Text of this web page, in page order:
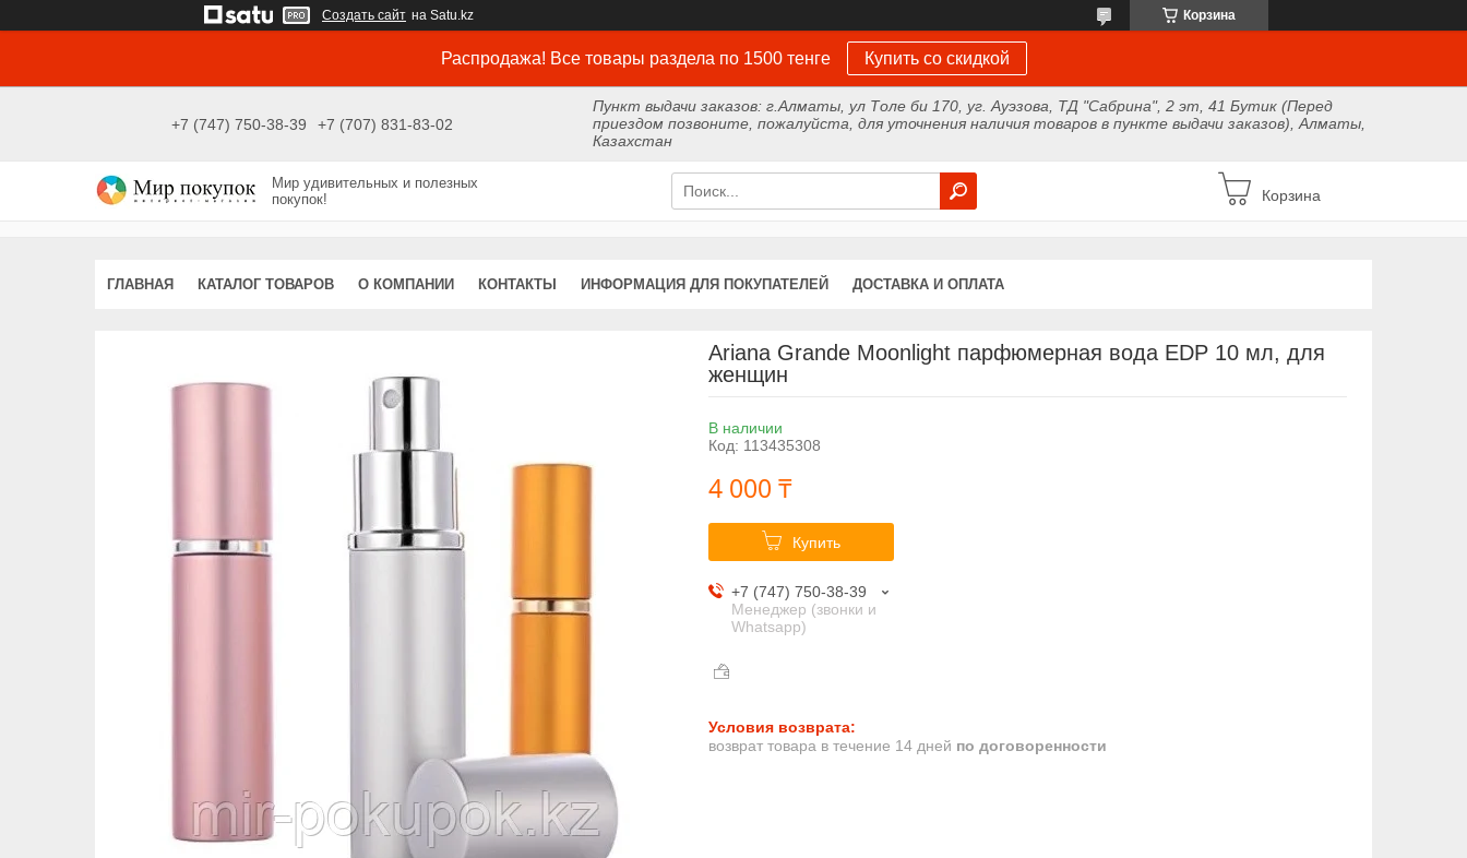
Создать сайт на Satu.kz Корзина
Распродажа! Все товары раздела по 1500 тенге Купить со скидкой
+7 (747) 750-38-39 +7 (707) 831-83-02
Пункт выдачи заказов: г.Алматы, ул Толе би 170, уг. Ауэзова, ТД "Сабрина", 2 эт, 41 Бутик (Перед
приездом позвоните, пожалуйста, для уточнения наличия товаров в пункте выдачи заказов), Алматы,
Казахстан
Мир удивительных и полезных
покупок!
Корзина
ГЛАВНАЯ КАТАЛОГ ТОВАРОВ О КОМПАНИИ КОНТАКТЫ ИНФОРМАЦИЯ ДЛЯ ПОКУПАТЕЛЕЙ ДОСТАВКА И ОПЛАТА
Ariana Grande Moonlight парфюмерная вода EDP 10 мл, для
женщин
В наличии
Код: 113435308
4 000 ₸
Купить
+7 (747) 750-38-39
Менеджер (звонки и
Whatsapp)
возврат товара в течение 14 дней по договоренности